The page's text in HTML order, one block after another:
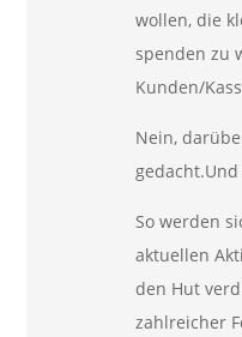
wollen, die
spenden zu
Kunden/
Nein,
So werden
aktuellen
den Hut
zahlreicher